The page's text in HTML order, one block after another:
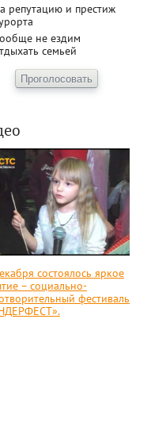
репутацию и престиж
не ездим
семьей
состоялось яркое
– социально-
фестиваль